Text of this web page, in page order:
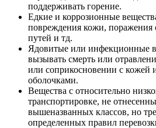
поддерживать горение.
Едкие и коррозионные
повреждения кожи, поражения
путей и тд.
Ядовитые или инфекционные
вызывать смерть или
или соприкосновении с кожей
оболочками.
Вещества с относительно
транспортировке, не
вышеназванных классов, но
определенных правил